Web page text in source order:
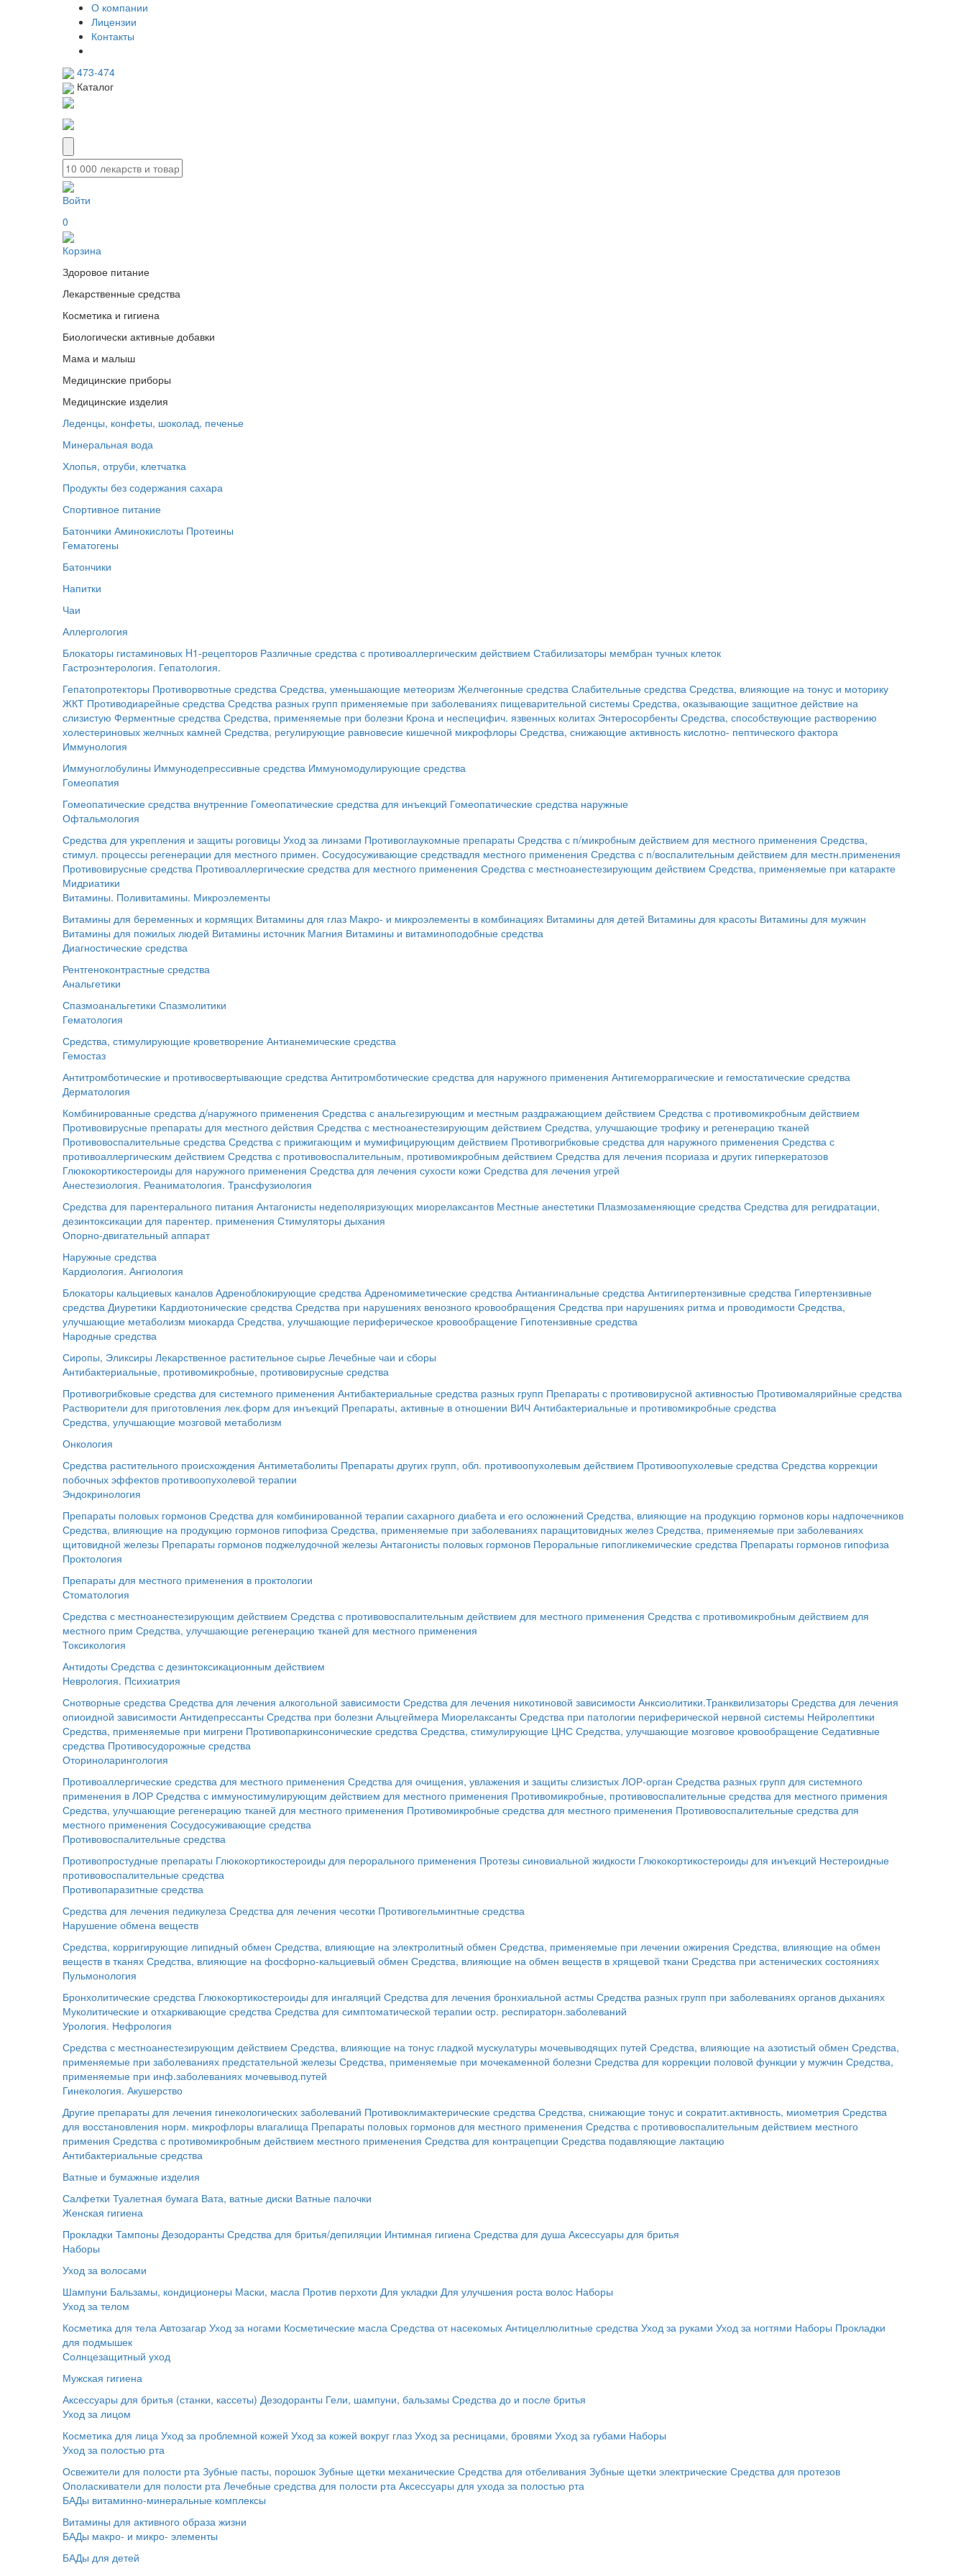
О компании
Лицензии
Контакты
473-474
Каталог
Войти
0
Корзина
Здоровое питание
Лекарственные средства
Косметика и гигиена
Биологически активные добавки
Мама и малыш
Медицинские приборы
Медицинские изделия
Леденцы, конфеты, шоколад, печенье
Минеральная вода
Хлопья, отруби, клетчатка
Продукты без содержания сахара
Спортивное питание
Батончики Аминокислоты Протеины
Гематогены
Батончики
Напитки
Чаи
Аллергология
Блокаторы гистаминовых H1-рецепторов Различные средства с противоаллергическим действием Стабилизаторы мембран тучных клеток
Гастроэнтерология. Гепатология.
Гепатопротекторы Противорвотные средства Средства, уменьшающие метеоризм Желчегонные средства Слабительные средства Средства, влияющие на тонус и моторику
ЖКТ Противодиарейные средства Средства разных групп применяемые при заболеваниях пищеварительной системы Средства, оказывающие защитное действие на
слизистую Ферментные средства Средства, применяемые при болезни Крона и неспецифич. язвенных колитах Энтеросорбенты Средства, способствующие растворению
холестериновых желчных камней Средства, регулирующие равновесие кишечной микрофлоры Средства, снижающие активность кислотно- пептического фактора
Иммунология
Иммуноглобулины Иммунодепрессивные средства Иммуномодулирующие средства
Гомеопатия
Гомеопатические средства внутренние Гомеопатические средства для инъекций Гомеопатические средства наружные
Офтальмология
Средства для укрепления и защиты роговицы Уход за линзами Противоглаукомные препараты Средства с п/микробным действием для местного применения Средства,
стимул. процессы регенерации для местного примен. Сосудосуживающие средствадля местного применения Средства с п/воспалительным действием для местн.применения
Противовирусные средства Противоаллергические средства для местного применения Средства с местноанестезирующим действием Средства, применяемые при катаракте
Мидриатики
Витамины. Поливитамины. Микроэлементы
Витамины для беременных и кормящих Витамины для глаз Макро- и микроэлементы в комбинациях Витамины для детей Витамины для красоты Витамины для мужчин
Витамины для пожилых людей Витамины источник Магния Витамины и витаминоподобные средства
Диагностические средства
Рентгеноконтрастные средства
Анальгетики
Спазмоанальгетики Спазмолитики
Гематология
Средства, стимулирующие кроветворение Антианемические средства
Гемостаз
Антитромботические и противосвертывающие средства Антитромботические средства для наружного применения Антигеморрагические и гемостатические средства
Дерматология
Комбинированные средства д/наружного применения Средства с анальгезирующим и местным раздражающием действием Средства с противомикробным действием
Противовирусные препараты для местного действия Средства с местноанестезирующим действием Средства, улучшающие трофику и регенерацию тканей
Противовоспалительные средства Средства с прижигающим и мумифицирующим действием Противогрибковые средства для наружного применения Средства с
противоаллергическим действием Средства с противовоспалительным, противомикробным действием Средства для лечения псориаза и других гиперкератозов
Глюкокортикостероиды для наружного применения Средства для лечения сухости кожи Средства для лечения угрей
Анестезиология. Реаниматология. Трансфузиология
Средства для парентерального питания Антагонисты недеполяризующих миорелаксантов Местные анестетики Плазмозаменяющие средства Средства для регидратации,
дезинтоксикации для парентер. применения Стимуляторы дыхания
Опорно-двигательный аппарат
Наружные средства
Кардиология. Ангиология
Блокаторы кальциевых каналов Адреноблокирующие средства Адреномиметические средства Антиангинальные средства Антигипертензивные средства Гипертензивные
средства Диуретики Кардиотонические средства Средства при нарушениях венозного кровообращения Средства при нарушениях ритма и проводимости Средства,
улучшающие метаболизм миокарда Средства, улучшающие периферическое кровообращение Гипотензивные средства
Народные средства
Сиропы, Эликсиры Лекарственное растительное сырье Лечебные чаи и сборы
Антибактериальные, противомикробные, противовирусные средства
Противогрибковые средства для системного применения Антибактериальные средства разных групп Препараты с противовирусной активностью Противомалярийные средства
Растворители для приготовления лек.форм для инъекций Препараты, активные в отношении ВИЧ Антибактериальные и противомикробные средства
Средства, улучшающие мозговой метаболизм
Онкология
Средства растительного происхождения Антиметаболиты Препараты других групп, обл. противоопухолевым действием Противоопухолевые средства Средства коррекции
побочных эффектов противоопухолевой терапии
Эндокринология
Препараты половых гормонов Средства для комбинированной терапии сахарного диабета и его осложнений Средства, влияющие на продукцию гормонов коры надпочечников
Средства, влияющие на продукцию гормонов гипофиза Средства, применяемые при заболеваниях паращитовидных желез Средства, применяемые при заболеваниях
щитовидной железы Препараты гормонов поджелудочной железы Антагонисты половых гормонов Пероральные гипогликемические средства Препараты гормонов гипофиза
Проктология
Препараты для местного применения в проктологии
Стоматология
Средства с местноанестезирующим действием Средства с противовоспалительным действием для местного применения Средства с противомикробным действием для
местного прим Средства, улучшающие регенерацию тканей для местного применения
Токсикология
Антидоты Средства с дезинтоксикационным действием
Неврология. Психиатрия
Снотворные средства Средства для лечения алкогольной зависимости Средства для лечения никотиновой зависимости Анксиолитики.Транквилизаторы Средства для лечения
опиоидной зависимости Антидепрессанты Средства при болезни Альцгеймера Миорелаксанты Средства при патологии периферической нервной системы Нейролептики
Средства, применяемые при мигрени Противопаркинсонические средства Средства, стимулирующие ЦНС Средства, улучшающие мозговое кровообращение Седативные
средства Противосудорожные средства
Оториноларингология
Противоаллергические средства для местного применения Средства для очищения, увлажения и защиты слизистых ЛОР-орган Средства разных групп для системного
применения в ЛОР Средства с иммуностимулирующим действием для местного применения Противомикробные, противовоспалительные средства для местного примения
Средства, улучшающие регенерацию тканей для местного применения Противомикробные средства для местного применения Противовоспалительные средства для
местного применения Сосудосуживающие средства
Противовоспалительные средства
Противопростудные препараты Глюкокортикостероиды для перорального применения Протезы синовиальной жидкости Глюкокортикостероиды для инъекций Нестероидные
противовоспалительные средства
Противопаразитные средства
Средства для лечения педикулеза Средства для лечения чесотки Противогельминтные средства
Нарушение обмена веществ
Средства, корригирующие липидный обмен Средства, влияющие на электролитный обмен Средства, применяемые при лечении ожирения Средства, влияющие на обмен
веществ в тканях Средства, влияющие на фосфорно-кальциевый обмен Средства, влияющие на обмен веществ в хрящевой ткани Средства при астенических состояниях
Пульмонология
Бронхолитические средства Глюкокортикостероиды для ингаляций Средства для лечения бронхиальной астмы Средства разных групп при заболеваниях органов дыханиях
Муколитические и отхаркивающие средства Средства для симптоматической терапии остр. респираторн.заболеваний
Урология. Нефрология
Средства с местноанестезирующим действием Средства, влияющие на тонус гладкой мускулатуры мочевыводящих путей Средства, влияющие на азотистый обмен Средства,
применяемые при заболеваниях предстательной железы Средства, применяемые при мочекаменной болезни Средства для коррекции половой функции у мужчин Средства,
применяемые при инф.заболеваниях мочевывод.путей
Гинекология. Акушерство
Другие препараты для лечения гинекологических заболеваний Противоклимактерические средства Средства, снижающие тонус и сократит.активность, миометрия Средства
для восстановления норм. микрофлоры влагалища Препараты половых гормонов для местного применения Средства с противовоспалительным действием местного
примения Средства с противомикробным действием местного применения Средства для контрацепции Средства подавляющие лактацию
Антибактериальные средства
Ватные и бумажные изделия
Салфетки Туалетная бумага Вата, ватные диски Ватные палочки
Женская гигиена
Прокладки Тампоны Дезодоранты Средства для бритья/депиляции Интимная гигиена Средства для душа Аксессуары для бритья
Наборы
Уход за волосами
Шампуни Бальзамы, кондиционеры Маски, масла Против перхоти Для укладки Для улучшения роста волос Наборы
Уход за телом
Косметика для тела Автозагар Уход за ногами Косметические масла Средства от насекомых Антицеллюлитные средства Уход за руками Уход за ногтями Наборы Прокладки
для подмышек
Солнцезащитный уход
Мужская гигиена
Аксессуары для бритья (станки, кассеты) Дезодоранты Гели, шампуни, бальзамы Средства до и после бритья
Уход за лицом
Косметика для лица Уход за проблемной кожей Уход за кожей вокруг глаз Уход за ресницами, бровями Уход за губами Наборы
Уход за полостью рта
Освежители для полости рта Зубные пасты, порошок Зубные щетки механические Средства для отбеливания Зубные щетки электрические Средства для протезов
Ополаскиватели для полости рта Лечебные средства для полости рта Аксессуары для ухода за полостью рта
БАДы витаминно-минеральные комплексы
Витамины для активного образа жизни
БАДы макро- и микро- элементы
БАДы для детей